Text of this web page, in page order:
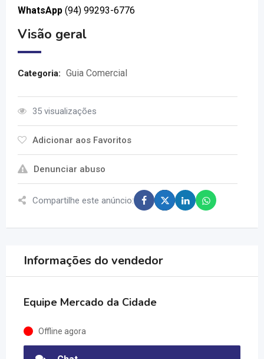
WhatsApp (94) 99293-6776
Visão geral
Categoria: Guia Comercial
35 visualizações
Adicionar aos Favoritos
Denunciar abuso
Compartilhe este anúncio:
Informações do vendedor
Equipe Mercado da Cidade
Offline agora